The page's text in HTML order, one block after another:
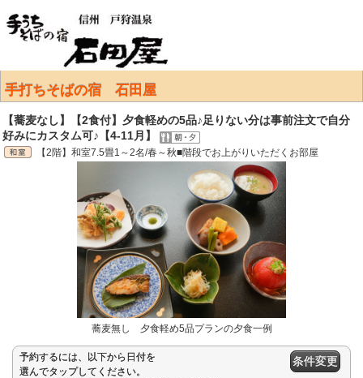
手打ちそばの宿 石田屋
【蕎麦なし】【2食付】夕食軽めの5品♪足りない分は事前注文で自分
好みにカスタム可♪【4-11月】
【2階】和室7.5畳1～2名/春～秋■階段でお上がりいただくお部屋
蕎麦無し 夕食軽め5品プランの夕食一例
予約するには、以下から日付を
選んでタップしてください。
条件変更